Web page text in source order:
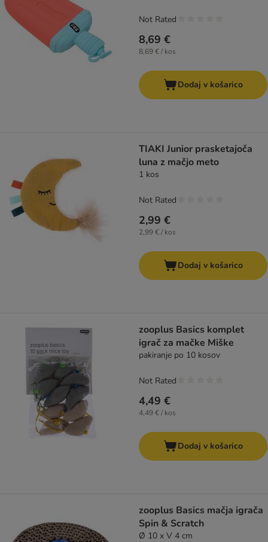
8,69 €
8,69 € / kos
Not Rated
Dodaj v košarico
TIAKI Junior prasketajoča
luna z mačjo meto
1 kos
2,99 €
2,99 € / kos
Not Rated
Dodaj v košarico
zooplus Basics komplet
igrač za mačke Miške
pakiranje po 10 kosov
4,49 €
4,49 € / kos
Not Rated
Dodaj v košarico
zooplus Basics mačja igrača
Spin & Scratch
Ø 10 x V 4 cm